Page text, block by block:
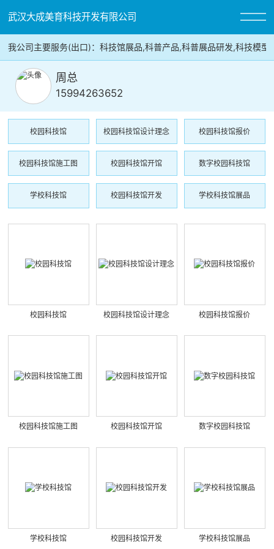
武汉大成美育科技开发有限公司
我公司主要服务(出口)：科技馆展品,科普产品,科普展品研发,科技模
周总
15994263652
校园科技馆 校园科技馆设计理念 校园科技馆报价
校园科技馆施工图 校园科技馆开馆 数字校园科技馆
学校科技馆 校园科技馆开发 学校科技馆展品
校园科技馆 校园科技馆设计理念 校园科技馆报价
校园科技馆施工图 校园科技馆开馆 数字校园科技馆
学校科技馆 校园科技馆开发 学校科技馆展品